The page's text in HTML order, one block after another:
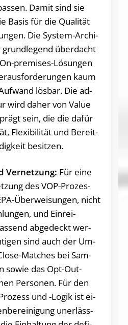
Da­mit sind sie
Ba­sis für die Qua­li­tät
Die Sys­tem-Ar­chi­
über­dacht
pre­mi­ses-Lö­sun­gen
kaum
lös­bar. Die ad­
wird da­her von Va­lue
sein, die die da­für
Fle­xi­bi­li­tät und Be­reit­
be­sit­zen.
Ver­net­zung: Für ei­ne
des VOP-Pro­zes­
Über­wei­sun­gen, nicht
und Ein­rei­
ab­ge­deckt wer­
sind auch der Um­
Matches bei Sam­
so­wie das Opt-Out-
Per­so­nen. Für den
und -Lo­gik ist ei­
un­er­läss­